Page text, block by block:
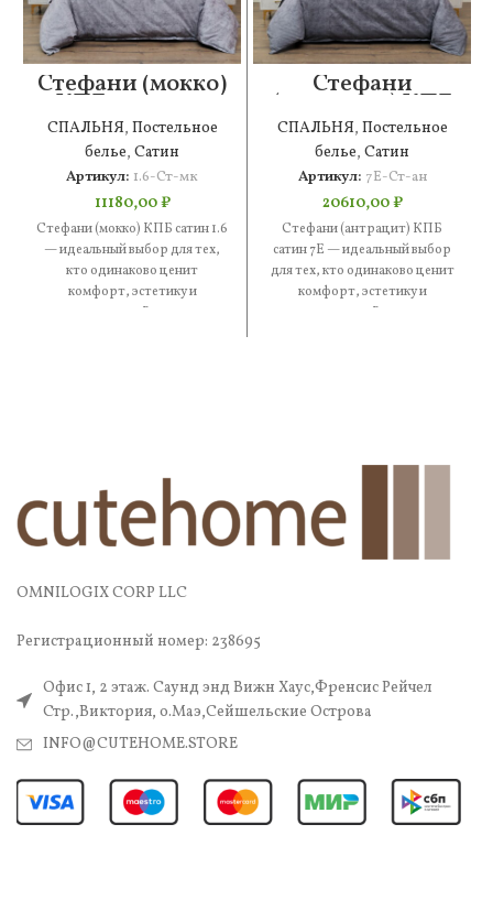
Стефани (мокко)
КПБ сатин 1.6
СПАЛЬНЯ, Постельное
белье, Сатин
Артикул: 1.6-Ст-мк
11180,00₽
Стефани (мокко) КПБ сатин 1.6
— идеальный выбор для тех,
кто одинаково ценит
комфорт, эстетику и
практичность. В составе —
Стефани
(антрацит) КПБ
сатин 7Е
СПАЛЬНЯ, Постельное
белье, Сатин
Артикул: 7Е-Ст-ан
20610,00₽
Стефани (антрацит) КПБ
сатин 7Е — идеальный выбор
для тех, кто одинаково ценит
комфорт, эстетику и
практичность. В составе —
OMNILOGIX CORP LLC
Регистрационный номер: 238695
Офис 1, 2 этаж. Саунд энд Вижн Хаус,Френсис Рейчел
Стр.,Виктория, о.Маэ,Сейшельские Острова
INFO@CUTEHOME.STORE